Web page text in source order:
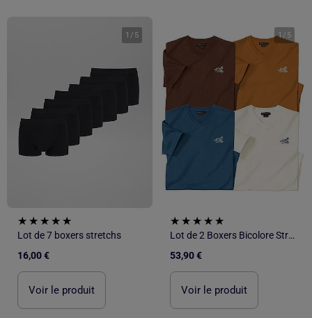
1 / 5
Lot de 7 boxers stretchs
16,00 €
Voir le produit
1 / 5
Lot de 2 Boxers Bicolore Stretch - ATLAS FOR MEN
53,90 €
Voir le produit